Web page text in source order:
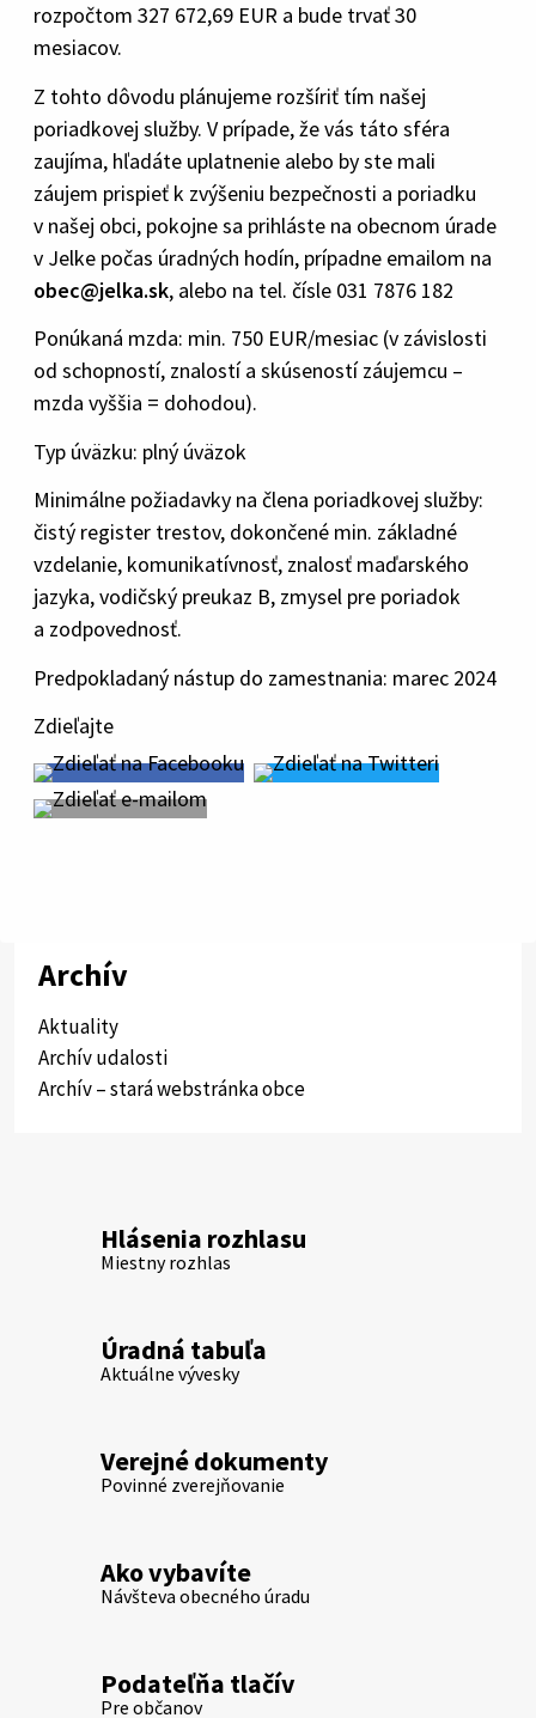
rozpočtom 327 672,69 EUR a bude trvať 30
mesiacov.
Z tohto dôvodu plánujeme rozšíriť tím našej
poriadkovej služby. V prípade, že vás táto sféra
zaujíma, hľadáte uplatnenie alebo by ste mali
záujem prispieť k zvýšeniu bezpečnosti a poriadku
v našej obci, pokojne sa prihláste na obecnom úrade
v Jelke počas úradných hodín, prípadne emailom na
obec@jelka.sk, alebo na tel. čísle 031 7876 182
Ponúkaná mzda: min. 750 EUR/mesiac (v závislosti
od schopností, znalostí a skúseností záujemcu –
mzda vyššia = dohodou).
Typ úväzku: plný úväzok
Minimálne požiadavky na člena poriadkovej služby:
čistý register trestov, dokončené min. základné
vzdelanie, komunikatívnosť, znalosť maďarského
jazyka, vodičský preukaz B, zmysel pre poriadok
a zodpovednosť.
Predpokladaný nástup do zamestnania: marec 2024
Zdieľajte
Archív
Aktuality
Archív udalosti
Archív – stará webstránka obce
Hlásenia rozhlasu
Miestny rozhlas
Úradná tabuľa
Aktuálne vývesky
Verejné dokumenty
Povinné zverejňovanie
Ako vybavíte
Návšteva obecného úradu
Podateľňa tlačív
Pre občanov